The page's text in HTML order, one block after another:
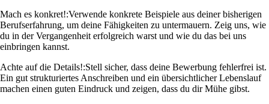
Mach es konkret!:Verwende konkrete Beispiele aus deiner bisherigen
Berufserfahrung, um deine Fähigkeiten zu untermauern. Zeig uns, wie
du in der Vergangenheit erfolgreich warst und wie du das bei uns
einbringen kannst.
Achte auf die Details!:Stell sicher, dass deine Bewerbung fehlerfrei ist.
Ein gut strukturiertes Anschreiben und ein übersichtlicher Lebenslauf
machen einen guten Eindruck und zeigen, dass du dir Mühe gibst.